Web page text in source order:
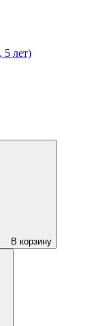
лет)
В корзину